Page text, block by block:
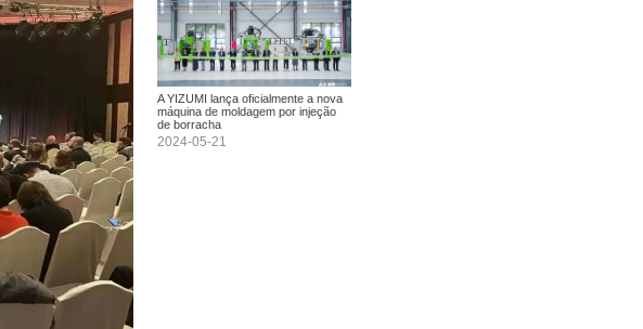
A YIZUMI lança oficialmente a nova
máquina de moldagem por injeção
de borracha
2024-05-21